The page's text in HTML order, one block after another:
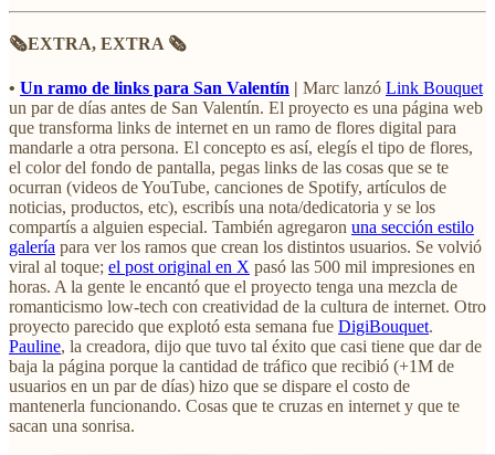
🗞️EXTRA, EXTRA 🗞️
• Un ramo de links para San Valentín | Marc lanzó Link Bouquet
un par de días antes de San Valentín. El proyecto es una página web
que transforma links de internet en un ramo de flores digital para
mandarle a otra persona. El concepto es así, elegís el tipo de flores,
el color del fondo de pantalla, pegas links de las cosas que se te
ocurran (videos de YouTube, canciones de Spotify, artículos de
noticias, productos, etc), escribís una nota/dedicatoria y se los
compartís a alguien especial. También agregaron una sección estilo
galería para ver los ramos que crean los distintos usuarios. Se volvió
viral al toque; el post original en X pasó las 500 mil impresiones en
horas. A la gente le encantó que el proyecto tenga una mezcla de
romanticismo low-tech con creatividad de la cultura de internet. Otro
proyecto parecido que explotó esta semana fue DigiBouquet.
Pauline, la creadora, dijo que tuvo tal éxito que casi tiene que dar de
baja la página porque la cantidad de tráfico que recibió (+1M de
usuarios en un par de días) hizo que se dispare el costo de
mantenerla funcionando. Cosas que te cruzas en internet y que te
sacan una sonrisa.